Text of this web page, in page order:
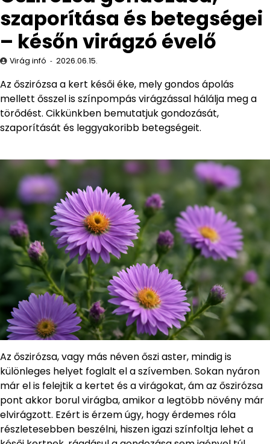
szaporítása és betegségei
– későn virágzó évelő
Virág infó 2026.06.15.
Az őszirózsa a kert késői éke, mely gondos ápolás
mellett ősszel is színpompás virágzással hálálja meg a
törődést. Cikkünkben bemutatjuk gondozását,
szaporítását és leggyakoribb betegségeit.
Az őszirózsa, vagy más néven őszi aster, mindig is
különleges helyet foglalt el a szívemben. Sokan nyáron
már el is felejtik a kertet és a virágokat, ám az őszirózsa
pont akkor borul virágba, amikor a legtöbb növény már
elvirágzott. Ezért is érzem úgy, hogy érdemes róla
részletesebben beszélni, hiszen igazi színfoltja lehet a